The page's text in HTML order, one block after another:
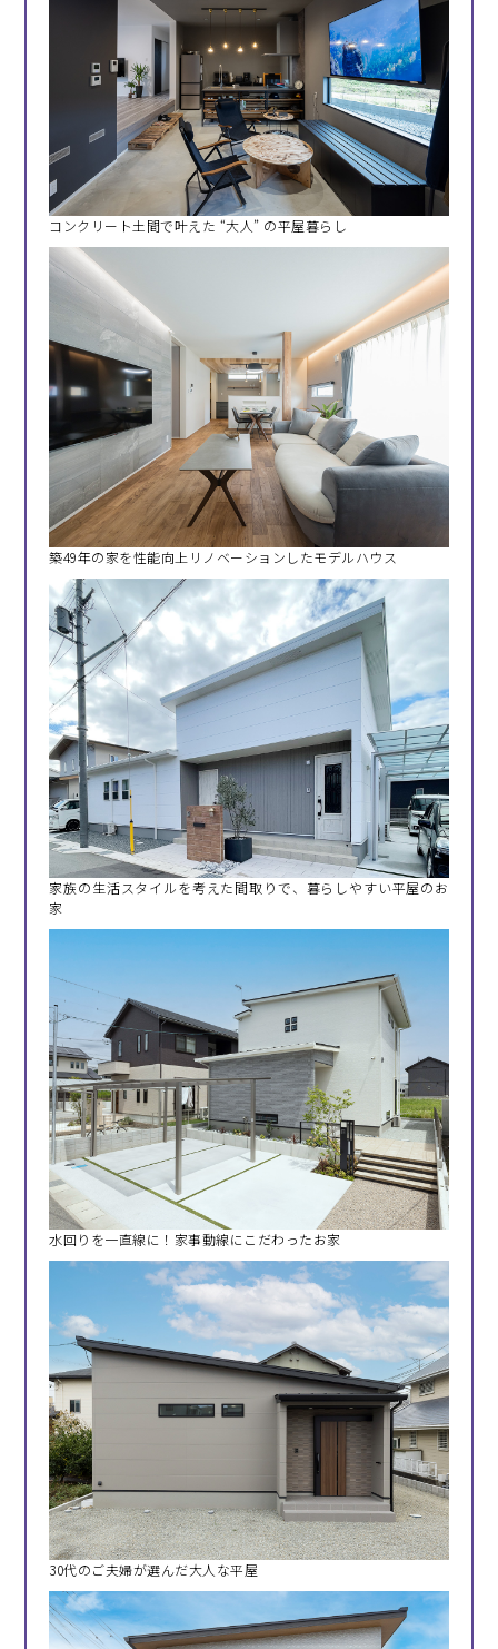
コンクリート土間で叶えた “大人” の平屋暮らし
築49年の家を性能向上リノベーションしたモデルハウス
家族の生活スタイルを考えた間取りで、暮らしやすい平屋のお
家
水回りを一直線に！家事動線にこだわったお家
30代のご夫婦が選んだ大人な平屋